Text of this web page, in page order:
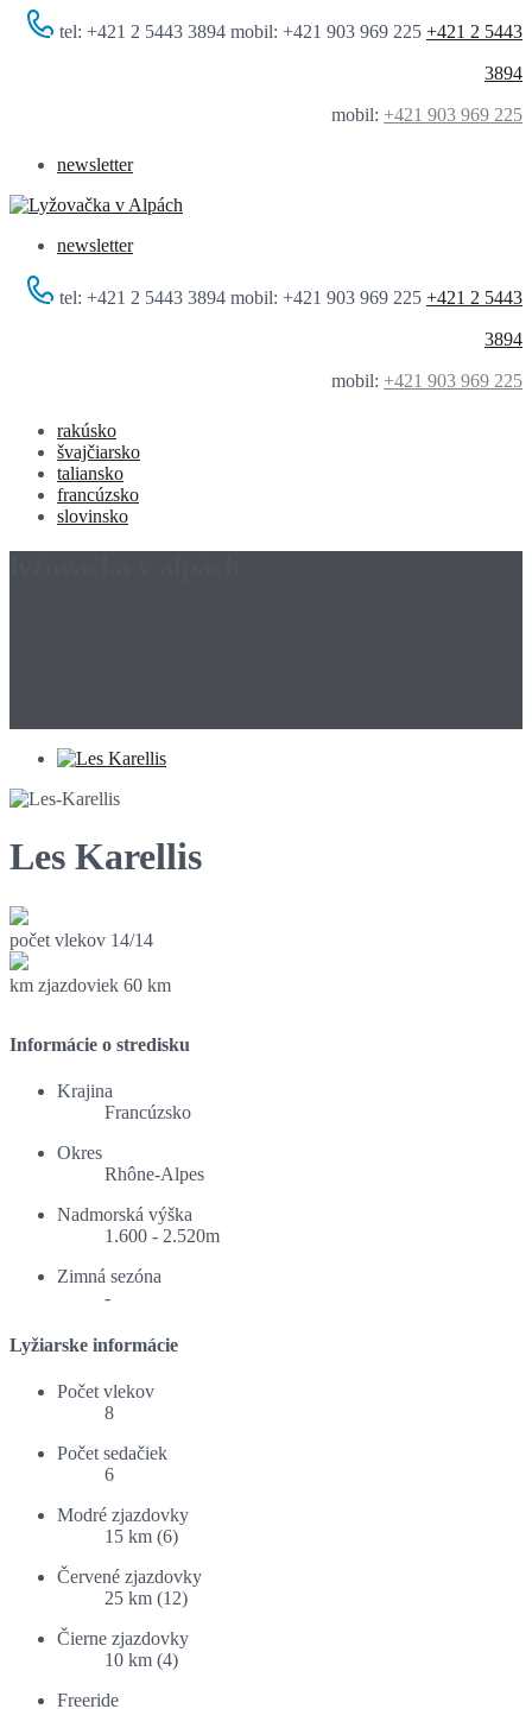
tel: +421 2 5443 3894 mobil: +421 903 969 225 +421 2 5443
3894
mobil: +421 903 969 225
newsletter
newsletter
tel: +421 2 5443 3894 mobil: +421 903 969 225 +421 2 5443
3894
mobil: +421 903 969 225
rakúsko
švajčiarsko
taliansko
francúzsko
slovinsko
Les Karellis
počet vlekov 14/14
km zjazdoviek 60 km
Informácie o stredisku
Krajina
Francúzsko
Okres
Rhône-Alpes
Nadmorská výška
1.600 - 2.520m
Zimná sezóna
-
Lyžiarske informácie
Počet vlekov
8
Počet sedačiek
6
Modré zjazdovky
15 km (6)
Červené zjazdovky
25 km (12)
Čierne zjazdovky
10 km (4)
Freeride